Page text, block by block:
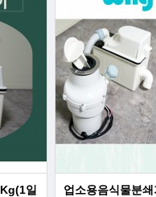
일
업소용음식물분